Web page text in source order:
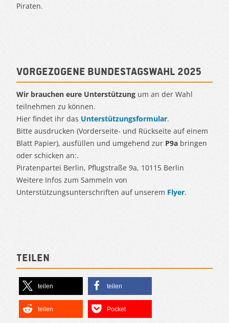
Piraten.
Vorgezogene Bundestagswahl 2025
Wir brauchen eure Unterstützung um an der Wahl
teilnehmen zu können.
Hier findet ihr das Unterstützungsformular.
Bitte ausdrucken (Vorderseite- und Rückseite auf einem
Blatt Papier), ausfüllen und umgehend zur P9a bringen
oder schicken an:.
Piratenpartei Berlin, Pflugstraße 9a, 10115 Berlin
Weitere Infos zum Sammeln von
Unterstützungsunterschriften auf unserem Flyer.
Teilen
teilen teilen
teilen Pocket